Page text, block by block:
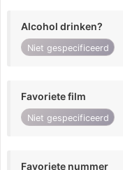
Alcohol drinken?
Niet gespecificeerd
Favoriete film
Niet gespecificeerd
Favoriete nummer